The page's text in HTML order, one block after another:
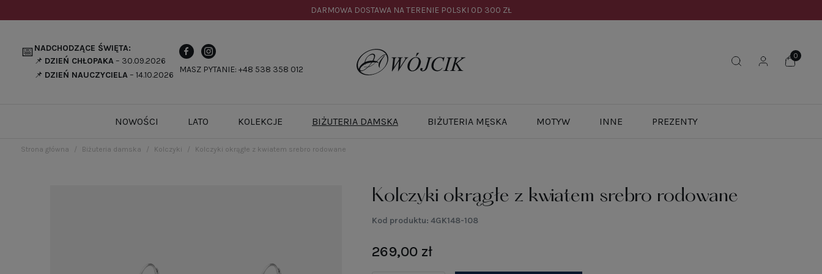
DARMOWA DOSTAWA NA TERENIE POLSKI OD 300 ZŁ
📅NADCHODZĄCE ŚWIĘTA:
📌 DZIEŃ CHŁOPAKA– 30.09.2026
📌 DZIEŃ NAUCZYCIELA– 14.10.2026
MASZ PYTANIE: +48 538 358 012
NOWOŚCI LATO KOLEKCJE BIŻUTERIA DAMSKA BIŻUTERIA MĘSKA MOTYW INNE PREZENTY
Strona główna Biżuteria damska Kolczyki Kolczyki okrągłe z kwiatem srebro rodowane
Kolczyki okrągłe z kwiatem srebro rodowane
Kod produktu: 4GK148-108
269,00 zł